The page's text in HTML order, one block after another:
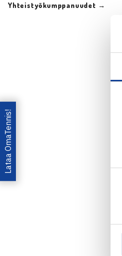
Yhteistyökumppanuudet →
Lataa OmaTennis!